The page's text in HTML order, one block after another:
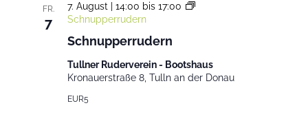
FR.
7
Schnupperrudern
7. August | 14:00 bis 17:00
Schnupperrudern
Tullner Ruderverein - Bootshaus
Kronauerstraße 8, Tulln an der Donau
EUR5